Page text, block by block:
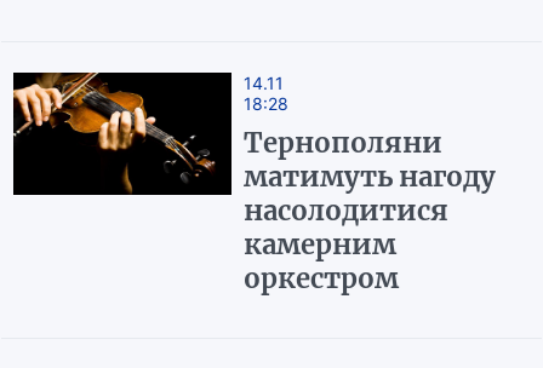
14.11
18:28
Тернополяни
матимуть нагоду
насолодитися
камерним
оркестром